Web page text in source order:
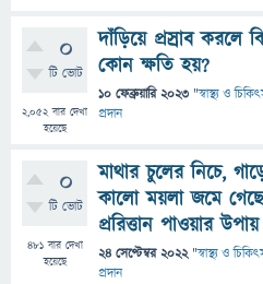
0
টি ভোট
2,052বার দেখা
হয়েছে
দাঁড়িয়ে প্রস্রাব করলে
কোন ক্ষতি হয়?
10 ফেব্রুয়ারি 2023 "স্বাস্থ্য ও
প্রদান
0
টি ভোট
481বার দেখা
হয়েছে
মাথার চুলের নিচে,
কালো ময়লা জমে
প্ররিত্তান পাওয়ার
24 সেপ্টেম্বর 2022 "স্বাস্থ্য ও
প্রদান